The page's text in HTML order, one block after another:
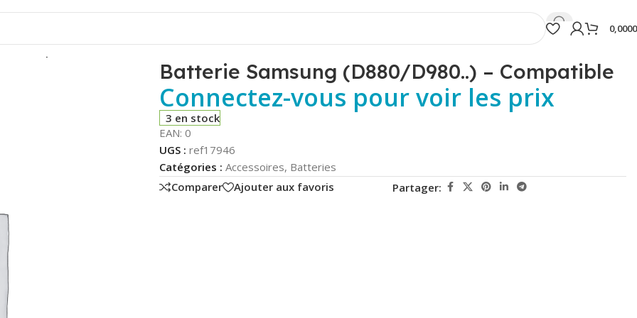
– Compatible
Batterie Samsung (D880/D980..) – Compatible
Connectez-vous pour voir les prix
3 en stock
EAN: 0
UGS : ref17946
Catégories : Accessoires, Batteries
Comparer
Ajouter aux favoris Partager: